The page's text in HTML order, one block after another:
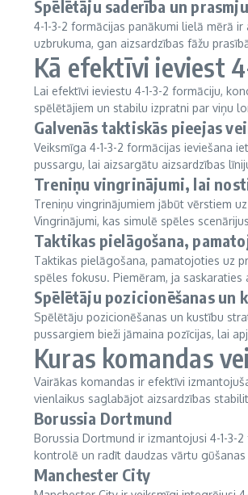
Spēlētāju saderība un
4-1-3-2 formācijas panākumi lielā mērā
uzbrukuma, gan aizsardzības fāžu
Kā efektīvi ieviest
Lai efektīvi ieviestu 4-1-3-2 formāciju,
spēlētājiem un stabilu izpratni par viņu
Galvenās taktiskās pieejas
Veiksmīga 4-1-3-2 formācijas ieviešana
pussargu, lai aizsargātu aizsardzības
Treniņu vingrinājumi, lai
Treniņu vingrinājumiem jābūt vērstiem
Vingrinājumi, kas simulē spēles
Taktikas pielāgošana,
Taktikas pielāgošana, pamatojoties uz
spēles fokusu. Piemēram, ja
Spēlētāju pozicionēšanas un
Spēlētāju pozicionēšanas un kustību
pussargiem bieži jāmaina pozīcijas, lai
Kuras komandas
Vairākas komandas ir efektīvi
vienlaikus saglabājot aizsardzības
Borussia Dortmund
Borussia Dortmund ir izmantojusi 4-1-3-
kontrolē un radīt daudzas vārtu gūšanas
Manchester City